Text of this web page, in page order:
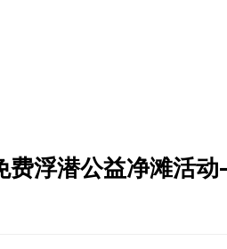
费浮潜公益净滩活